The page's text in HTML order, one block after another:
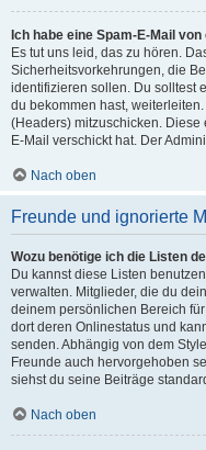
Ich habe eine Spam-E-Mail
Es tut uns leid, das zu hören.
Sicherheitsvorkehrungen, die
identifizieren sollen. Du solltest
du bekommen hast,
(Headers) mitzuschicken.
E-Mail verschickt hat. Der
Nach oben
Freunde und ignorierte
Wozu benötige ich die Listen
Du kannst diese Listen
verwalten. Mitglieder, die du
deinem persönlichen Bereich
dort deren Onlinestatus und
senden. Abhängig von dem
Freunde auch hervorgehoben
siehst du seine Beiträge
Nach oben